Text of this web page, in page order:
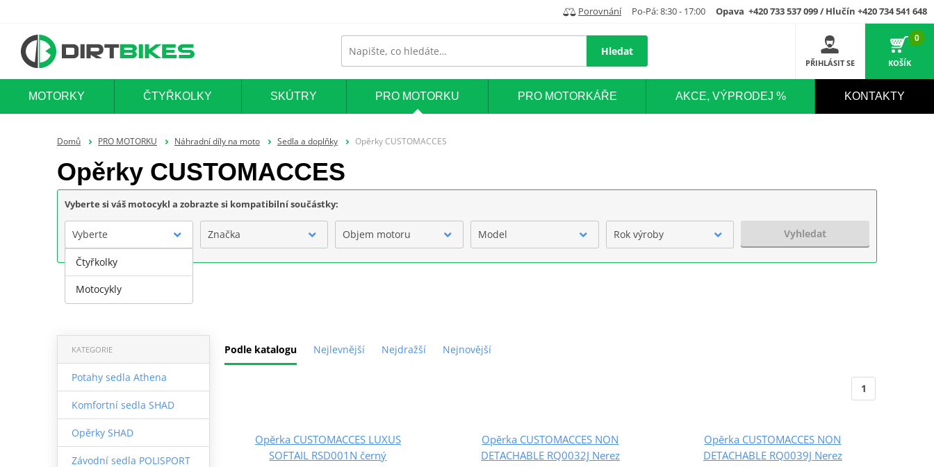
Porovnání Po-Pá: 8:30 - 17:00 Opava +420 733 537 099 / Hlučín +420 734 541 648
Hledat
PŘIHLÁSIT SE
0
KOŠÍK
MOTORKY ČTYŘKOLKY SKÚTRY PRO MOTORKU PRO MOTORKÁŘE AKCE, VÝPRODEJ % KONTAKTY
Domů PRO MOTORKU Náhradní díly na moto Sedla a doplňky Opěrky CUSTOMACCES
Opěrky CUSTOMACCES
Vyberte si váš motocykl a zobrazte si kompatibilní součástky:
Vyberte Značka Objem motoru Model Rok výroby Vyhledat
Podle katalogu Nejlevnější Nejdražší Nejnovější
KATEGORIE
Potahy sedla Athena
Komfortní sedla SHAD
Opěrky SHAD
Závodní sedla POLISPORT
1
Opěrka CUSTOMACCES LUXUS
SOFTAIL RSD001N černý
Opěrka CUSTOMACCES NON
DETACHABLE RQ0032J Nerez
Opěrka CUSTOMACCES NON
DETACHABLE RQ0039J Nerez
Čtyřkolky
Motocykly